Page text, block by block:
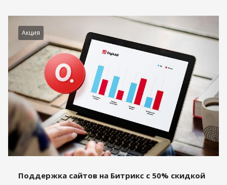
Акция
Поддержка сайтов на Битрикс с 50% скидкой